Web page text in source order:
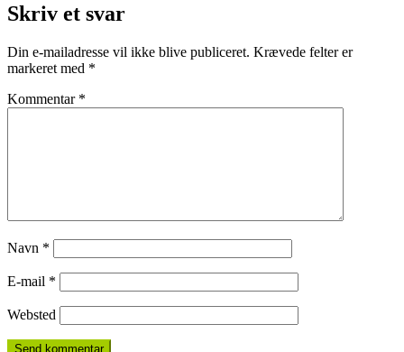
Skriv et svar
Din e-mailadresse vil ikke blive publiceret. Krævede felter er
markeret med *
Kommentar *
Navn *
E-mail *
Websted